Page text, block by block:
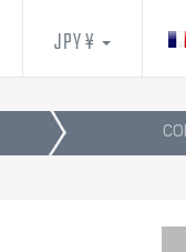
JPY ¥